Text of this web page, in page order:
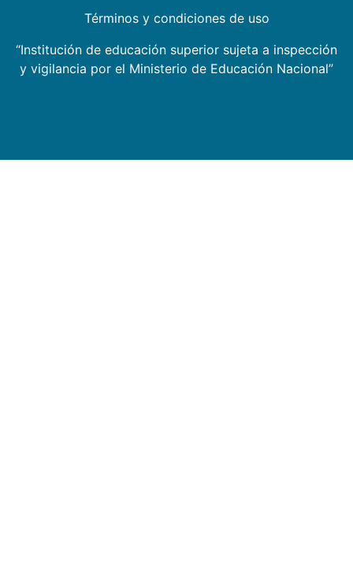
Términos y condiciones de uso
“Institución de educación superior sujeta a inspección
y vigilancia por el Ministerio de Educación Nacional”